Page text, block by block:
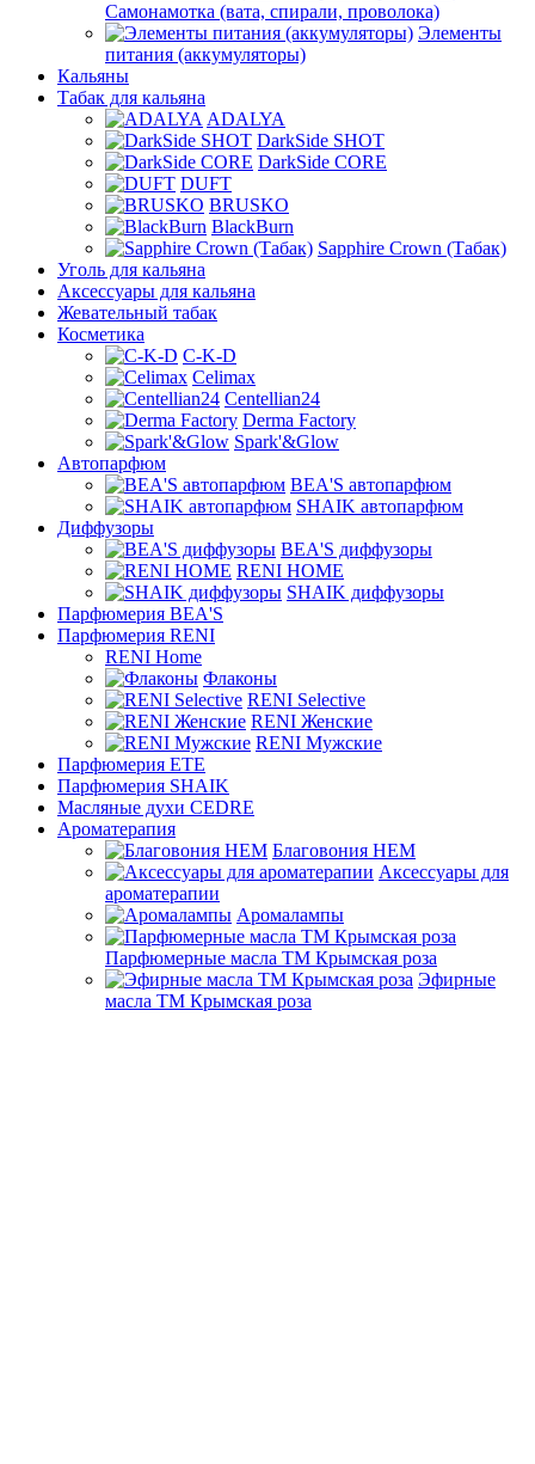
Самонамотка (вата, спирали, проволока)
Элементы
питания (аккумуляторы)
Кальяны
Табак для кальяна
ADALYA
DarkSide SHOT
DarkSide CORE
DUFT
BRUSKO
BlackBurn
Sapphire Crown (Табак)
Уголь для кальяна
Аксессуары для кальяна
Жевательный табак
Косметика
C-K-D
Celimax
Centellian24
Derma Factory
Spark'&Glow
Автопарфюм
BEA'S автопарфюм
SHAIK автопарфюм
Диффузоры
BEA'S диффузоры
RENI HOME
SHAIK диффузоры
Парфюмерия BEA'S
Парфюмерия RENI
RENI Home
Флаконы
RENI Selective
RENI Женские
RENI Мужские
Парфюмерия ETE
Парфюмерия SHAIK
Масляные духи CEDRE
Ароматерапия
Благовония HEM
Аксессуары для
ароматерапии
Аромалампы
Парфюмерные масла ТМ Крымская роза
Эфирные
масла ТМ Крымская роза